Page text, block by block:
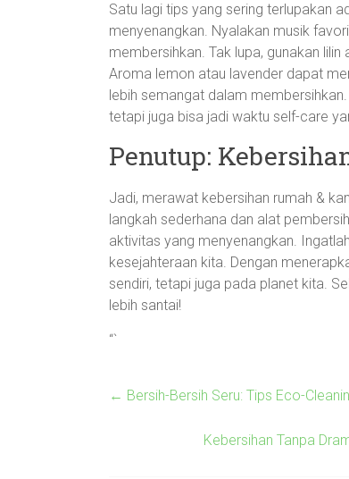
Satu lagi tips yang sering terlupakan
menyenangkan. Nyalakan musik
membersihkan. Tak lupa, gunakan
Aroma lemon atau lavender dapat
lebih semangat dalam
tetapi juga bisa jadi waktu self-care
Penutup:
Jadi, merawat kebersihan rumah &
langkah sederhana dan alat
aktivitas yang menyenangkan.
kesejahteraan kita. Dengan
sendiri, tetapi juga pada planet kita.
lebih santai!
“`
← Bersih-Bersih Seru: Tips Eco-
Kebersihan Tanpa